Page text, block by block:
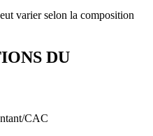
varier selon la composition
DU
CAC